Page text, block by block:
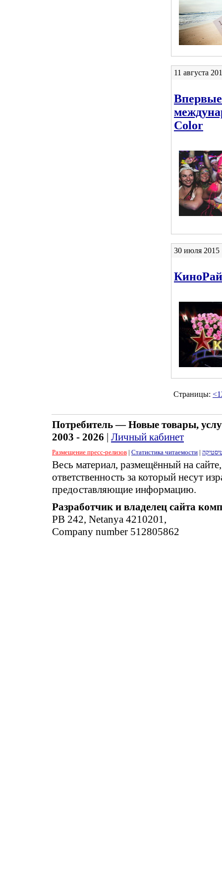
11 августа
Color
30 июля
Страницы: <1
Потребитель — Новые товары,
2003 - 2026 | Личный кабинет
Размещение пресс-релизов | Статистика читаемости |
Весь материал, размещённый на
ответственность за который несут
предоставляющие информацию.
Разработчик и владелец сайта
PB 242, Netanya 4210201,
Company number 512805862